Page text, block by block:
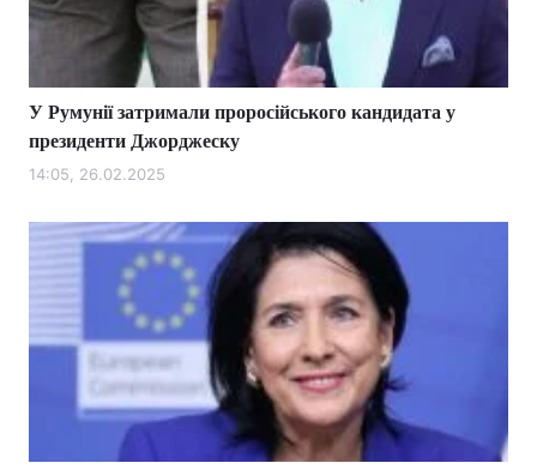
Головна Війна
Україна
Економіка Світ
Спорт Наука
Техно і зв'язок Лайт
Зброя Інциденти
Туризм
У Румунії затримали проросійського кандидата у
президенти Джорджеску
14:05, 26.02.2025